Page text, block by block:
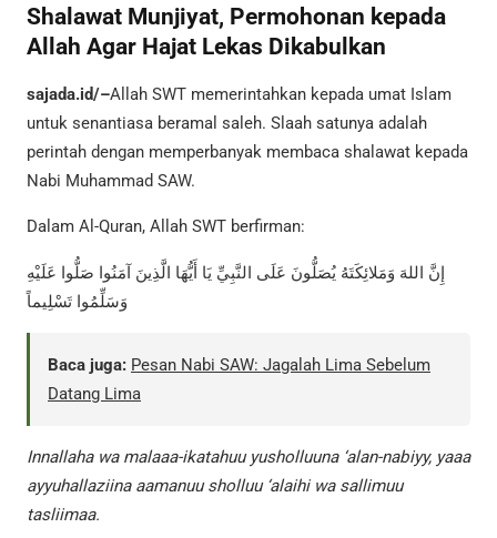
Shalawat Munjiyat, Permohonan kepada
Allah Agar Hajat Lekas Dikabulkan
sajada.id/–Allah SWT memerintahkan kepada umat Islam
untuk senantiasa beramal saleh. Slaah satunya adalah
perintah dengan memperbanyak membaca shalawat kepada
Nabi Muhammad SAW.
Dalam Al-Quran, Allah SWT berfirman:
إِنَّ اللهَ وَمَلائِكَتَهُ يُصَلُّونَ عَلَى النَّبِيِّ يَا أَيُّهَا الَّذِينَ آمَنُوا صَلُّوا عَلَيْهِ
وَسَلِّمُوا تَسْلِيماً
Baca juga: Pesan Nabi SAW: Jagalah Lima Sebelum
Datang Lima
Innallaha wa malaaa-ikatahuu yusholluuna ‘alan-nabiyy, yaaa
ayyuhallaziina aamanuu sholluu ‘alaihi wa sallimuu
tasliimaa.